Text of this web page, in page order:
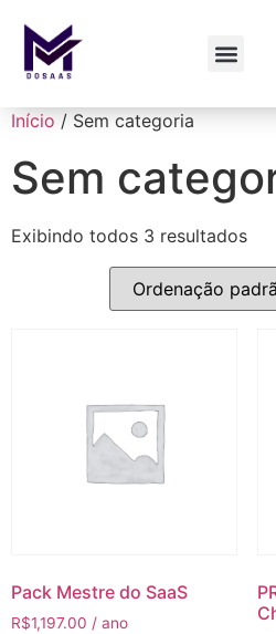
Início / Sem categoria
Sem
Exibindo todos 3 resultados
Pack Mestre do SaaS
R$1,197.00 / ano